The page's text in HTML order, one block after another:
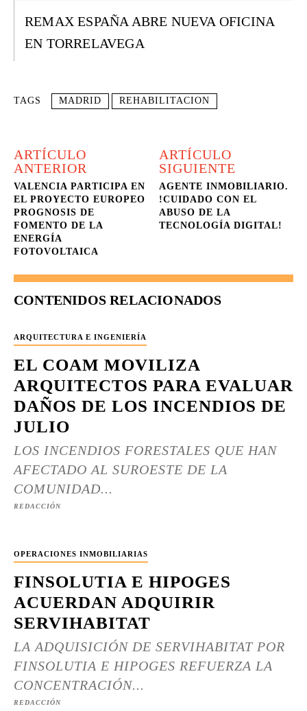
REMAX ESPAÑA ABRE NUEVA OFICINA
EN TORRELAVEGA
TAGS MADRID REHABILITACION
ARTÍCULO
ANTERIOR
VALENCIA PARTICIPA EN
EL PROYECTO EUROPEO
PROGNOSIS DE
FOMENTO DE LA
ENERGÍA
FOTOVOLTAICA
ARTÍCULO
SIGUIENTE
AGENTE INMOBILIARIO.
!CUIDADO CON EL
ABUSO DE LA
TECNOLOGÍA DIGITAL!
CONTENIDOS RELACIONADOS
ARQUITECTURA E INGENIERÍA
EL COAM MOVILIZA
ARQUITECTOS PARA EVALUAR
DAÑOS DE LOS INCENDIOS DE
JULIO
LOS INCENDIOS FORESTALES QUE HAN
AFECTADO AL SUROESTE DE LA
COMUNIDAD...
REDACCIÓN
OPERACIONES INMOBILIARIAS
FINSOLUTIA E HIPOGES
ACUERDAN ADQUIRIR
SERVIHABITAT
LA ADQUISICIÓN DE SERVIHABITAT POR
FINSOLUTIA E HIPOGES REFUERZA LA
CONCENTRACIÓN...
REDACCIÓN